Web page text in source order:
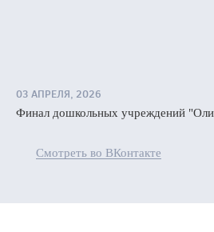
03 АПРЕЛЯ, 2026
Финал дошкольных учреждений
Смотреть во ВКонтакте